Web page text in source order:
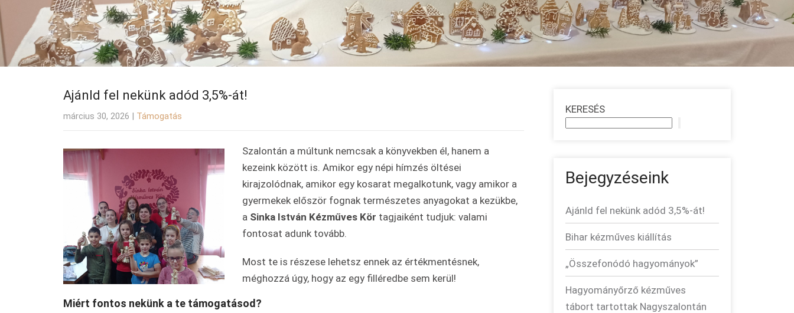
Ajánld fel nekünk adód 3,5%-át!
március 30, 2026 | Támogatás
Szalontán a múltunk nemcsak a könyvekben él, hanem a
kezeink között is. Amikor egy népi hímzés öltései
kirajzolódnak, amikor egy kosarat megalkotunk, vagy amikor a
gyermekek először fognak természetes anyagokat a kezükbe,
a Sinka István Kézműves Kör tagjaiként tudjuk: valami
fontosat adunk tovább.
Most te is részese lehetsz ennek az értékmentésnek,
méghozzá úgy, hogy az egy filléredbe sem kerül!
Miért fontos nekünk a te támogatásod?
KERESÉS
Bejegyzéseink
Ajánld fel nekünk adód 3,5%-át!
Bihar kézműves kiállítás
„Összefonódó hagyományok”
Hagyományőrző kézműves
tábort tartottak Nagyszalontán